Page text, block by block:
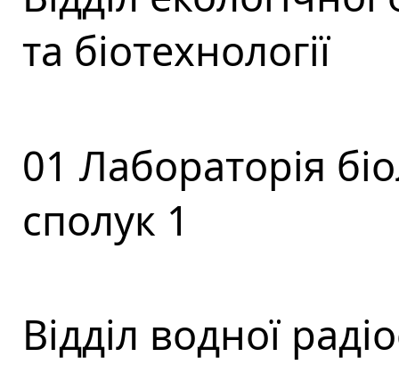
та біотехнології
01 Лабораторія
сполук 1
Відділ водної